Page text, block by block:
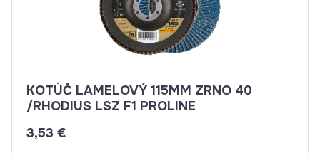
KOTÚČ LAMELOVÝ 115MM ZRNO 40
/RHODIUS LSZ F1 PROLINE
3,53 €